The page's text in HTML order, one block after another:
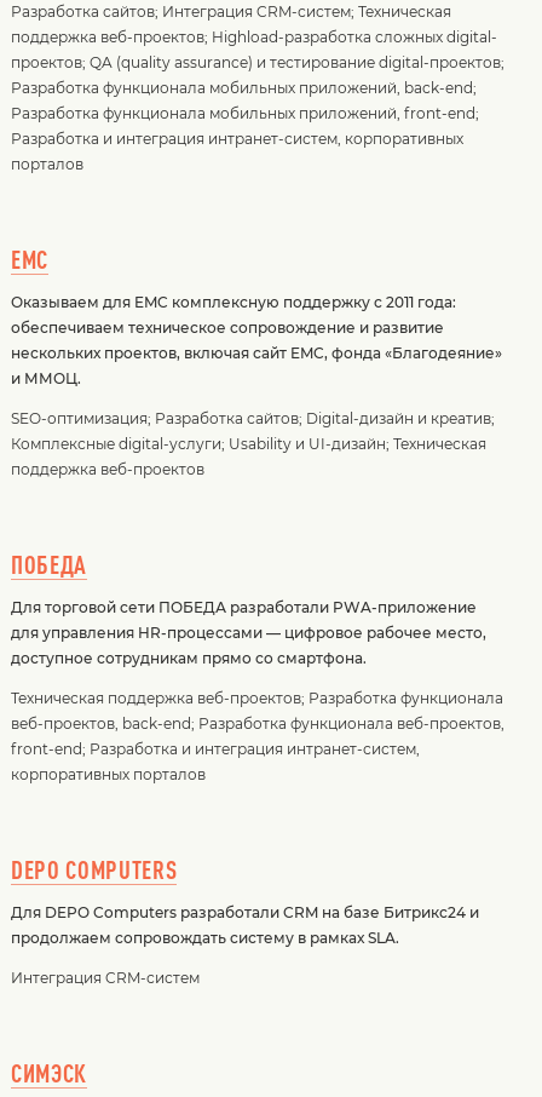
Разработка сайтов; Интеграция CRM-систем; Техническая
поддержка веб-проектов; Highload-разработка сложных digital-
проектов; QA (quality assurance) и тестирование digital-проектов;
Разработка функционала мобильных приложений, back-end;
Разработка функционала мобильных приложений, front-end;
Разработка и интеграция интранет-систем, корпоративных
порталов
EMC
Оказываем для EMC комплексную поддержку с 2011 года:
обеспечиваем техническое сопровождение и развитие
нескольких проектов, включая сайт EMC, фонда «Благодеяние»
и ММОЦ.
SEO-оптимизация; Разработка сайтов; Digital-дизайн и креатив;
Комплексные digital-услуги; Usability и UI-дизайн; Техническая
поддержка веб-проектов
ПОБЕДА
Для торговой сети ПОБЕДА разработали PWA-приложение
для управления HR-процессами — цифровое рабочее место,
доступное сотрудникам прямо со смартфона.
Техническая поддержка веб-проектов; Разработка функционала
веб-проектов, back-end; Разработка функционала веб-проектов,
front-end; Разработка и интеграция интранет-систем,
корпоративных порталов
DEPO COMPUTERS
Для DEPO Computers разработали CRM на базе Битрикс24 и
продолжаем сопровождать систему в рамках SLA.
Интеграция CRM-систем
СИМЭСК